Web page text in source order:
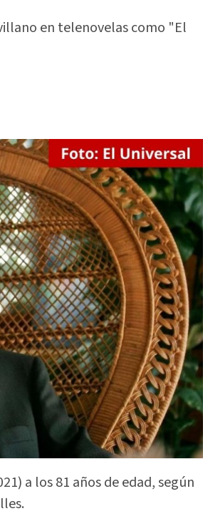
en telenovelas como "El
a los 81 años de edad, según